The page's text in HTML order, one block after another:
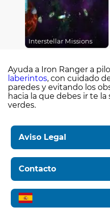
Interstellar Missions
Ayuda a Iron Ranger a
laberintos, con cuidado
paredes y evitando los
hacia la que debes ir te la
verdes.
Aviso Legal
Contacto